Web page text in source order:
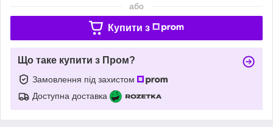
або
Купити з
Що таке купити з Пром?
Замовлення під захистом
Доступна доставка